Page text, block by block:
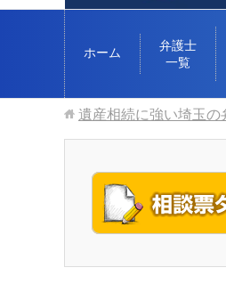
ホーム
弁護士
一覧
遺産相続に強い埼玉の